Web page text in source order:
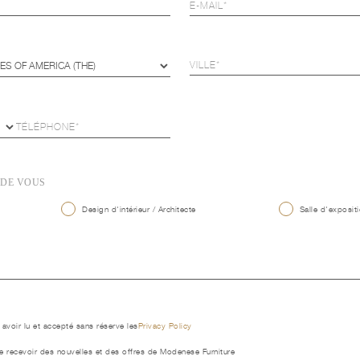
VOUS
Design d'intérieur / Architecte Salle
lu et accepté sans réserve lesPrivacy Policy
recevoir des nouvelles et des offres de Modenese Furniture